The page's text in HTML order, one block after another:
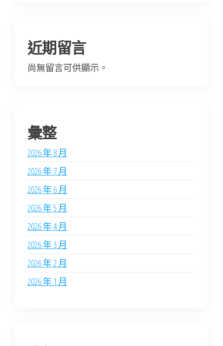
近期留言
尚無留言可供顯示。
彙整
2026 年 8 月
2026 年 7 月
2026 年 6 月
2026 年 5 月
2026 年 4 月
2026 年 3 月
2026 年 2 月
2026 年 1 月